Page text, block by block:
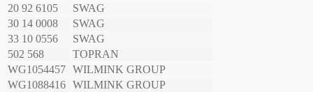
20 92 6105
SWAG
30 14 0008
SWAG
33 10 0556
SWAG
502 568
TOPRAN
WG1054457 WILMINK GROUP
WG1088416 WILMINK GROUP